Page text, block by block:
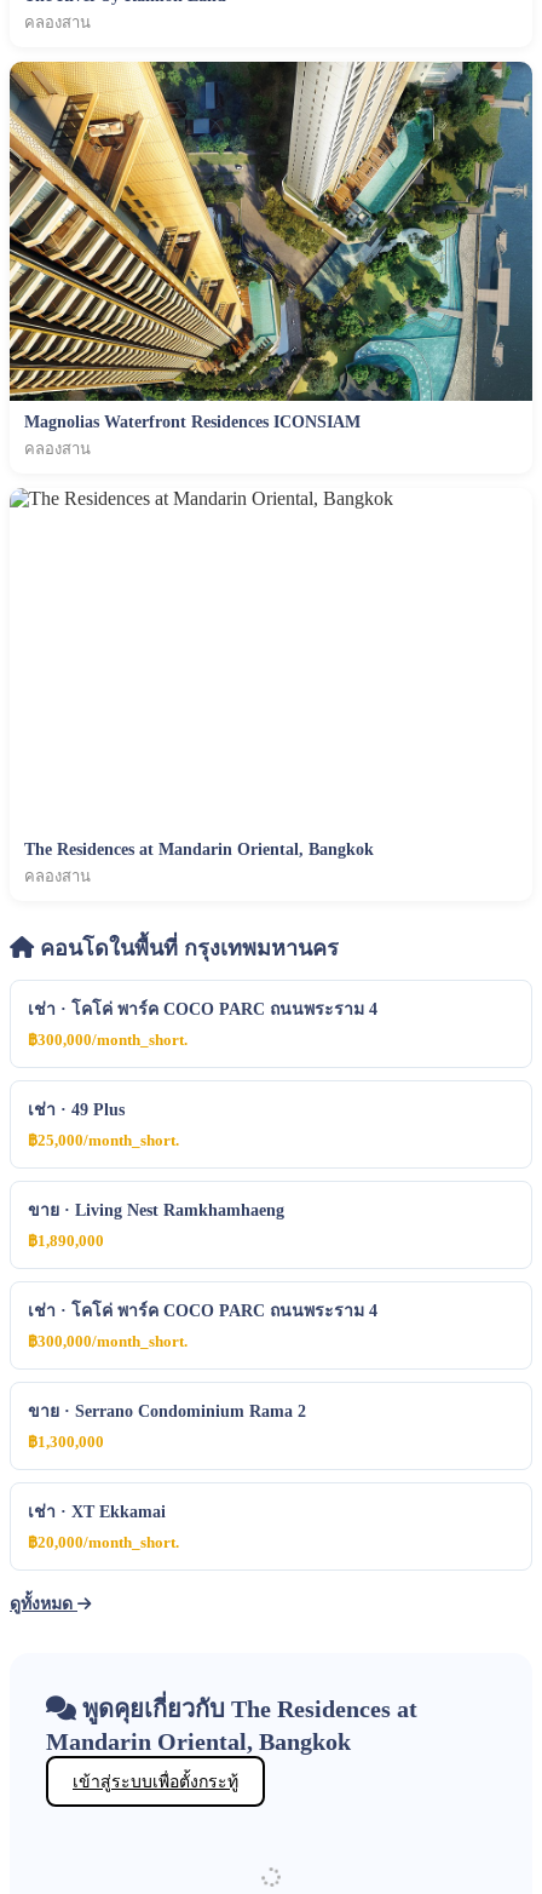
The Residences at Mandarin
Bangkok
Leaflet| © OSM
คลองสาน
Magnolias Waterfront Residences ICONSIAM
คลองสาน
The Residences at Mandarin Oriental, Bangkok
คลองสาน
คอนโดในพื้นที่ กรุงเทพมหานคร
เช่า · โคโค่ พาร์ค COCO PARC ถนนพระราม 4
฿300,000/month_short.
เช่า · 49 Plus
฿25,000/month_short.
ขาย · Living Nest Ramkhamhaeng
฿1,890,000
เช่า · โคโค่ พาร์ค COCO PARC ถนนพระราม 4
฿300,000/month_short.
ขาย · Serrano Condominium Rama 2
฿1,300,000
เช่า · XT Ekkamai
฿20,000/month_short.
ดูทั้งหมด
พูดคุยเกี่ยวกับ The Residences at
Mandarin Oriental, Bangkok
เข้าสู่ระบบเพื่อตั้งกระทู้